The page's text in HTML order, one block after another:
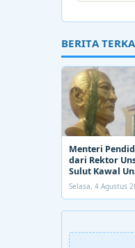
BERITA
Menteri
dari Rektor
Sulut Kawal
Bongkar
Selasa, 4 Agustus